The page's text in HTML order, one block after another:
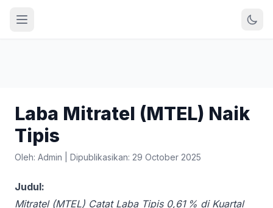
Laba Mitratel (MTEL) Naik
Tipis
Oleh: Admin Dipublikasikan: 29 October 2025
Judul:
Mitratel (MTEL) Catat Laba Tipis 0,61 % di Kuartal